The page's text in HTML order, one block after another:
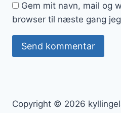
Gem mit navn, mail og
browser til næste gang
Copyright © 2026